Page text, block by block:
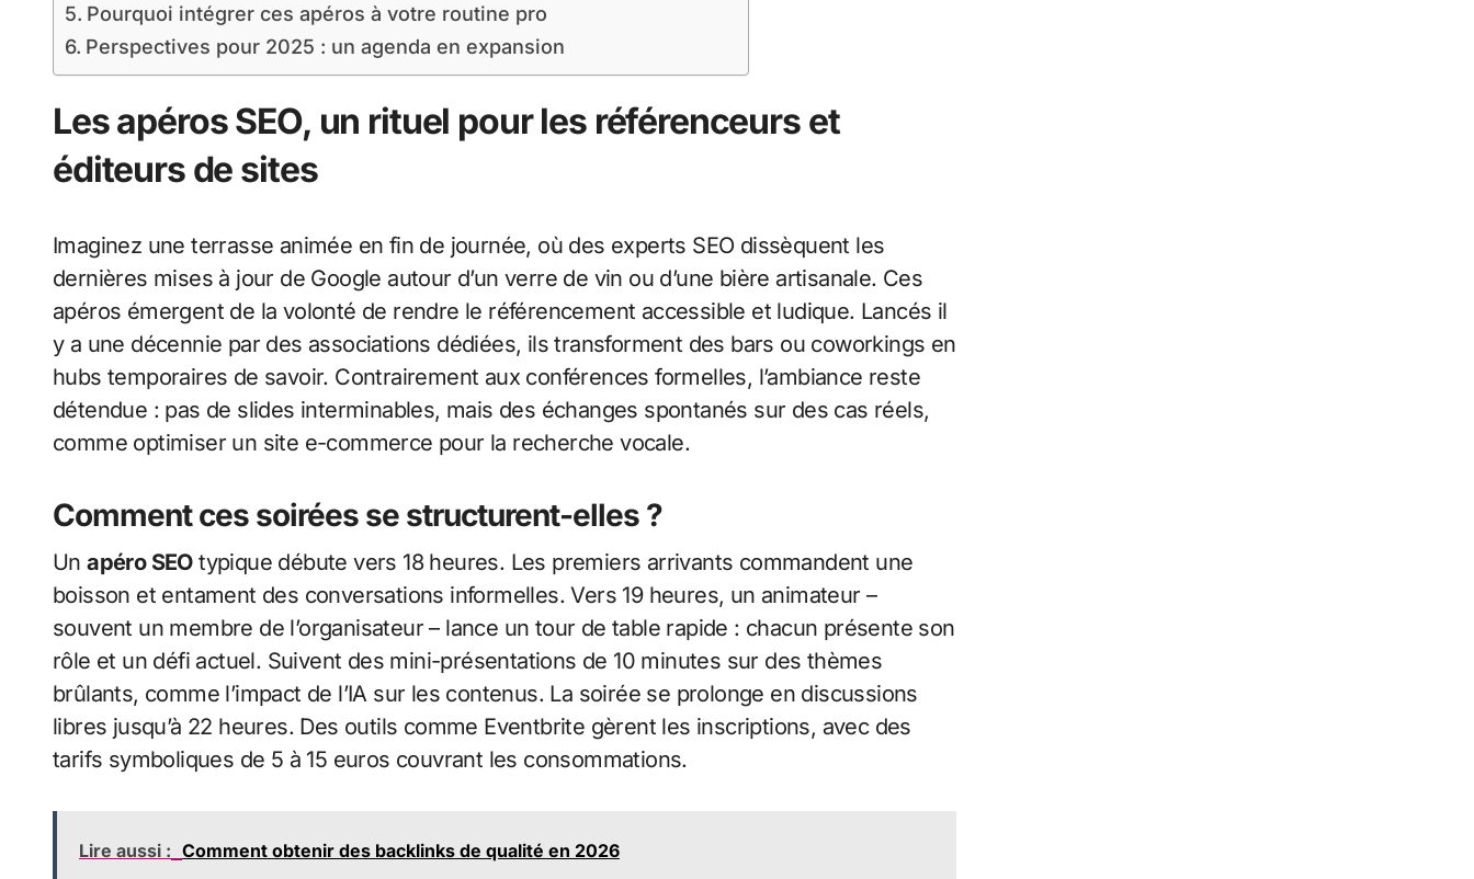
Pourquoi intégrer ces apéros à votre routine pro
Perspectives pour 2025 : un agenda en expansion
Les apéros SEO, un rituel pour les référenceurs et
éditeurs de sites
Imaginez une terrasse animée en fin de journée, où des experts SEO dissèquent les
dernières mises à jour de Google autour d’un verre de vin ou d’une bière artisanale. Ces
apéros émergent de la volonté de rendre le référencement accessible et ludique. Lancés il
y a une décennie par des associations dédiées, ils transforment des bars ou coworkings en
hubs temporaires de savoir. Contrairement aux conférences formelles, l’ambiance reste
détendue : pas de slides interminables, mais des échanges spontanés sur des cas réels,
comme optimiser un site e-commerce pour la recherche vocale.
Comment ces soirées se structurent-elles ?
Unapéro SEOtypique débute vers 18 heures. Les premiers arrivants commandent une
boisson et entament des conversations informelles. Vers 19 heures, un animateur –
souvent un membre de l’organisateur – lance un tour de table rapide : chacun présente son
rôle et un défi actuel. Suivent des mini-présentations de 10 minutes sur des thèmes
brûlants, comme l’impact de l’IA sur les contenus. La soirée se prolonge en discussions
libres jusqu’à 22 heures. Des outils comme Eventbrite gèrent les inscriptions, avec des
tarifs symboliques de 5 à 15 euros couvrant les consommations.
Lire aussi : Comment obtenir des backlinks de qualité en 2026